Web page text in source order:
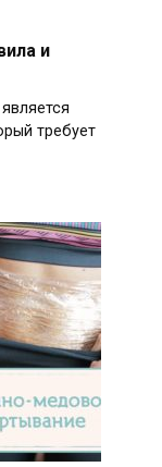
и
требует